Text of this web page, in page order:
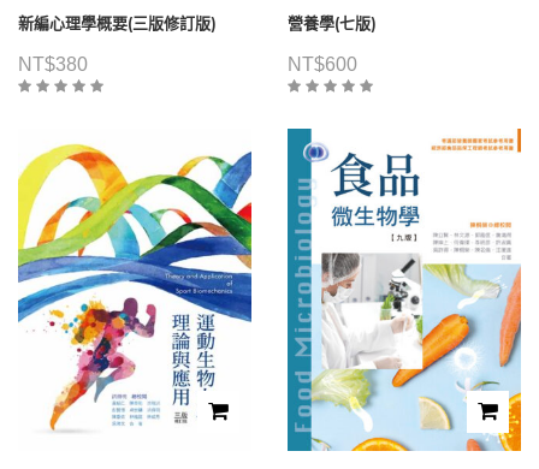
新編心理學概要(三版修訂版)
NT$380
營養學(七版)
NT$600